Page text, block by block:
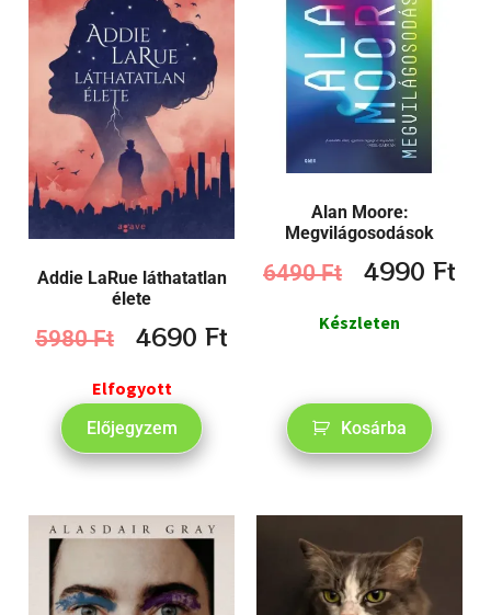
Addie LaRue láthatatlan
élete
5980Ft 4690 Ft
Elfogyott
Előjegyzem
Alan Moore:
Megvilágosodások
6490Ft 4990 Ft
Készleten
Kosárba